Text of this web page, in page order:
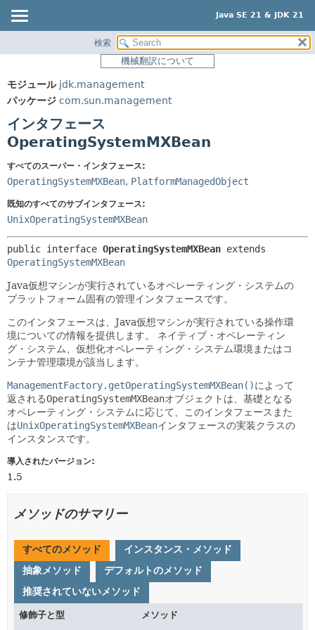
Java SE 21 & JDK 21
パッケージ
使用
プレビュー
新規
非推奨
ヘルプ
サマリー:
ネスト済
フィールド
検索
機械翻訳について
モジュール jdk.management
パッケージ com.sun.management
インタフェース
OperatingSystemMXBean
すべてのスーパー・インタフェース:
OperatingSystemMXBean, PlatformManagedObject
既知のすべてのサブインタフェース:
UnixOperatingSystemMXBean
public interface OperatingSystemMXBean
OperatingSystemMXBean
Java仮想マシンが実行されているオペレーティング・システムの
プラットフォーム固有の管理インタフェースです。
このインタフェースは、Java仮想マシンが実行されている操作環
境についての情報を提供します。
ネイティブ・オペレーティン
グ・システム、仮想化オペレーティング・システム環境またはコ
ンテナ管理環境が該当します。
ManagementFactory.getOperatingSystemMXBean()によって
返されるOperatingSystemMXBeanオブジェクトは、基礎となる
オペレーティング・システムに応じて、このインタフェースまた
はUnixOperatingSystemMXBeanインタフェースの実装クラスの
インスタンスです。
導入されたバージョン:
1.5
メソッドのサマリー
すべてのメソッド
インスタンス・メソッド
抽象メソッド
デフォルトのメソッド
推奨されていないメソッド
修飾子と型
メソッド